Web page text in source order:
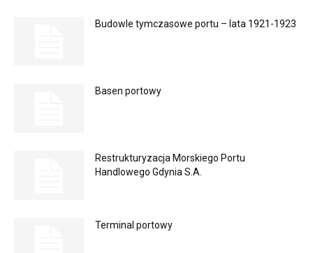
Budowle tymczasowe portu – lata 1921-1923
Basen portowy
Restrukturyzacja Morskiego Portu
Handlowego Gdynia S.A.
Terminal portowy